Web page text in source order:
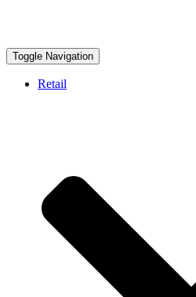
Toggle Navigation
Retail